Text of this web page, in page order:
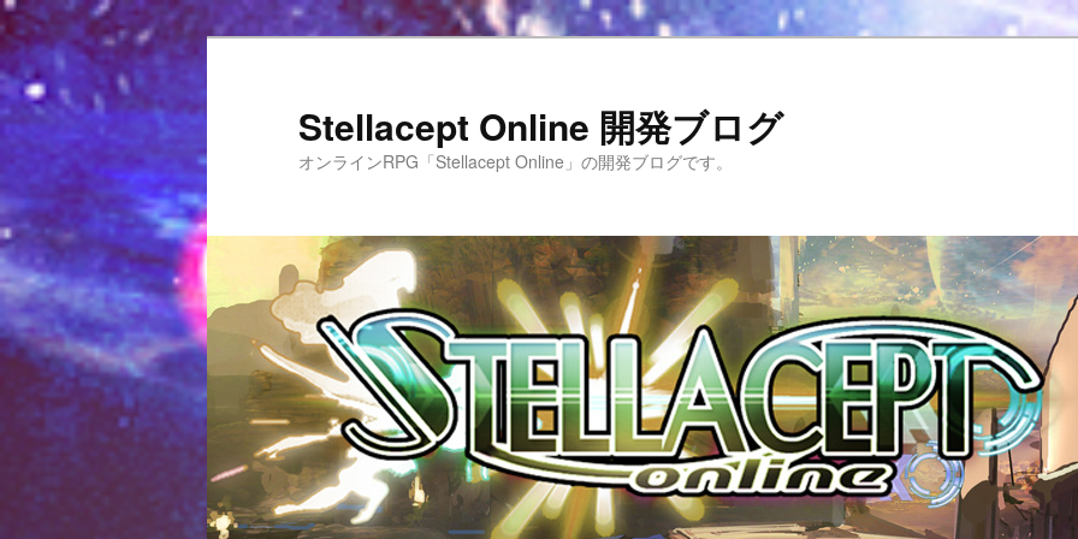
Stellacept Online 開発ブログ
オンラインRPG「Stellacept Online」の開発ブログです。